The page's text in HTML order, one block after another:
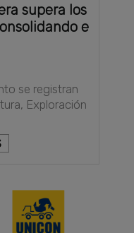
supera los
e
se registran
Exploración